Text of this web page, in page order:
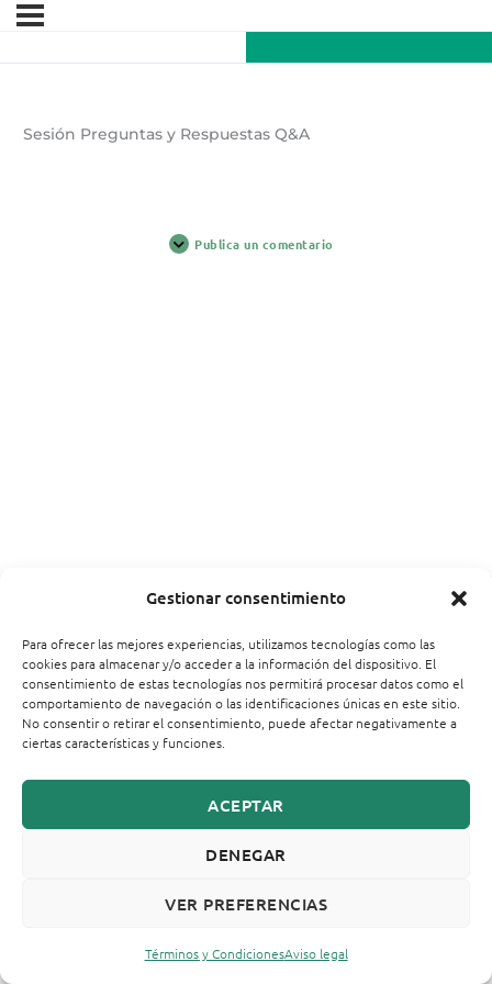
Gestionar consentimiento
Para ofrecer las mejores experiencias, utilizamos tecnologías como las
cookies para almacenar y/o acceder a la información del dispositivo. El
consentimiento de estas tecnologías nos permitirá procesar datos como el
comportamiento de navegación o las identificaciones únicas en este sitio.
No consentir o retirar el consentimiento, puede afectar negativamente a
ciertas características y funciones.
ACEPTAR
DENEGAR
VER PREFERENCIAS
Términos y CondicionesAviso legal
Sesión Preguntas y Respuestas Q&A
Publica un comentario